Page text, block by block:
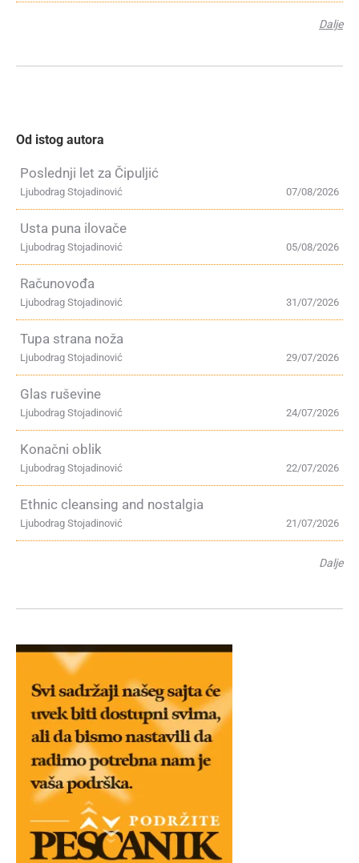
Dalje
Od istog autora
Poslednji let za Čipuljić
07/08/2026
Ljubodrag Stojadinović
Usta puna ilovače
05/08/2026
Ljubodrag Stojadinović
Računovođa
31/07/2026
Ljubodrag Stojadinović
Tupa strana noža
29/07/2026
Ljubodrag Stojadinović
Glas ruševine
24/07/2026
Ljubodrag Stojadinović
Konačni oblik
22/07/2026
Ljubodrag Stojadinović
Ethnic cleansing and nostalgia
21/07/2026
Ljubodrag Stojadinović
Dalje